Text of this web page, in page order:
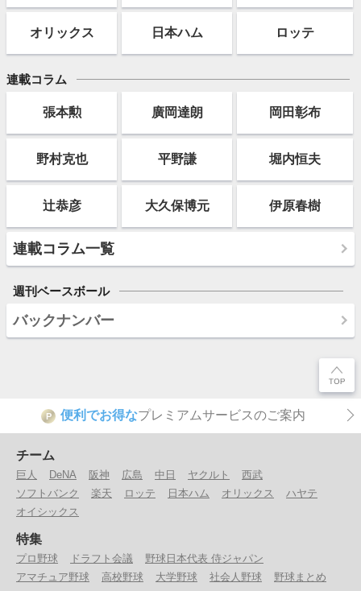
オリックス 日本ハム ロッテ
連載コラム
張本勲 廣岡達朗 岡田彰布
野村克也 平野謙 堀内恒夫
辻恭彦 大久保博元 伊原春樹
連載コラム一覧
週刊ベースボール
バックナンバー
P 便利でお得なプレミアムサービスのご案内
チーム
巨人 DeNA 阪神 広島 中日 ヤクルト
西武
ソフトバンク
楽天 ロッテ 日本ハム オリックス
ハヤテ
オイシックス
特集
プロ野球 ドラフト会議
野球日本代表 侍ジャパン
アマチュア野球
高校野球 大学野球 社会人野球 野球まとめ